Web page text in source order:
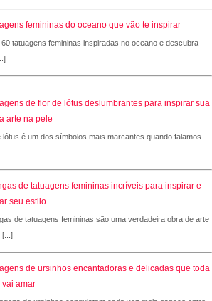
femininas do oceano que vão te inspirar
60 tatuagens femininas inspiradas no oceano e descubra
de flor de lótus deslumbrantes para inspirar sua
arte na pele
lótus é um dos símbolos mais marcantes quando falamos
de tatuagens femininas incríveis para inspirar e
seu estilo
de tatuagens femininas são uma verdadeira obra de arte
[...]
de ursinhos encantadoras e delicadas que toda
vai amar